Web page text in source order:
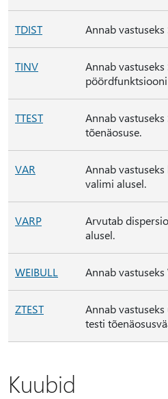
TDIST Annab
TINV
Annab
TTEST
Annab
tõenäosuse.
VAR
Annab
valimi alusel.
VARP
Arvutab
alusel.
WEIBULL Annab
ZTEST
Annab
testi
Kuubid